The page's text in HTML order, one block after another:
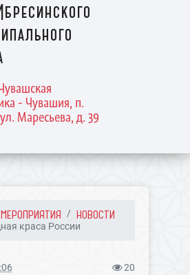
- Чувашия, п.
Маресьева, д. 39
МЕРОПРИЯТИЯ НОВОСТИ
краса России
20